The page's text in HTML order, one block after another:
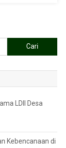
LDII Desa
Kebencanaan di